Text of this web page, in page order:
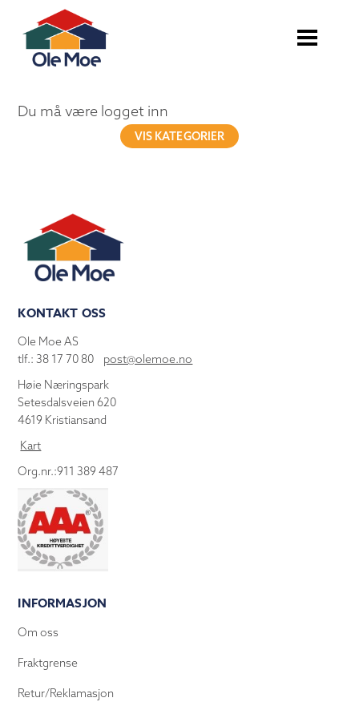
Du må være logget inn
VIS KATEGORIER
KONTAKT OSS
Ole Moe AS
tlf.: 38 17 70 80 post@olemoe.no
Høie Næringspark
Setesdalsveien 620
4619 Kristiansand
Kart
Org.nr.:911 389 487
INFORMASJON
Om oss
Fraktgrense
Retur/Reklamasjon